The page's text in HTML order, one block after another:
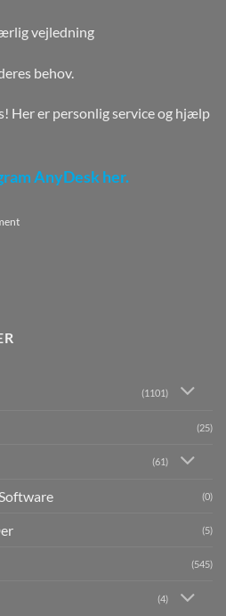
vejledning
behov.
Her er personlig service og hjælp
AnyDesk her.
(1101)
(25)
(61)
(0)
(5)
(545)
(4)